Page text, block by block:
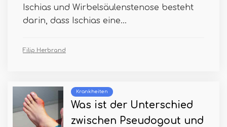
Ischias und Wirbelsäulenstenose besteht
darin, dass Ischias eine...
Filip Herbrand
Krankheiten
Was ist der Unterschied
zwischen Pseudogout und